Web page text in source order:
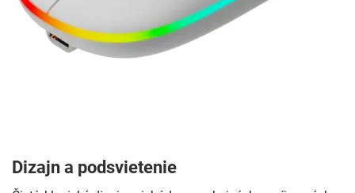
Dizajn a podsvietenie